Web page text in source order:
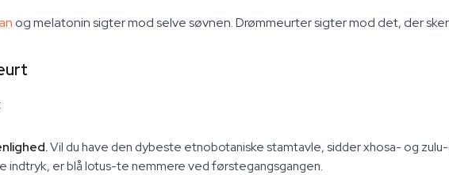
og melatonin sigter mod selve søvnen. Drømmeurter sigter mod det, der sker
Vil du have den dybeste etnobotaniske stamtavle, sidder xhosa- og
indtryk, er blå lotus-te nemmere ved førstegangsgangen.